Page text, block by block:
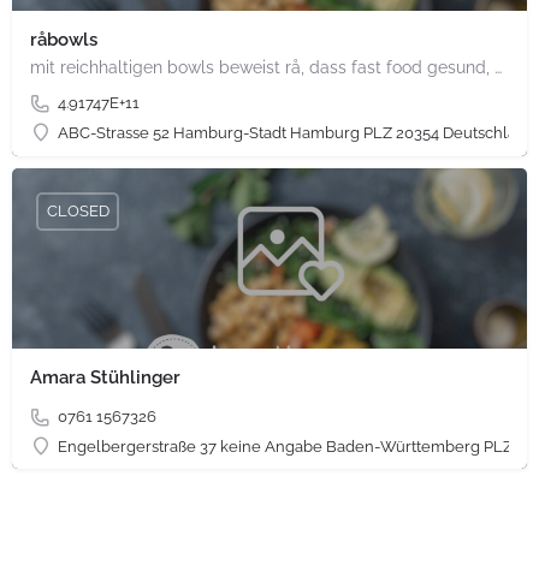
råbowls
mit reichhaltigen bowls beweist rå, dass fast food gesund, nachhaltig und hundertprozentig vegan sein kann.…
4.91747E+11
ABC-Strasse 52 Hamburg-Stadt Hamburg PLZ 20354 Deutschland
Amara Stühlinger
0761 1567326
Engelbergerstraße 37 keine Angabe Baden-Württemberg PLZ
CLOSED